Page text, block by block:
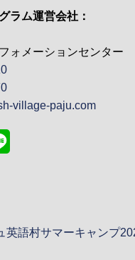
ラム運営会社：
ォメーションセンター
village-paju.com
英語村サマーキャンプ